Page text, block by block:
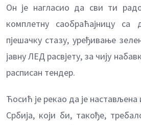
Он је нагласио да сви ти
комплетну саобраћајницу са
пјешачку стазу, уређивање
јавну ЛЕД расвјету, за чију
расписан тендер.
Ћосић је рекао да је
Србија, који би, такође,